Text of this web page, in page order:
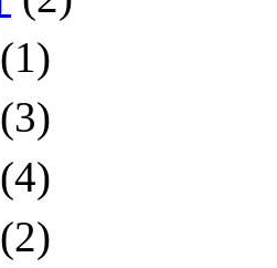
(1)
(3)
(4)
(2)